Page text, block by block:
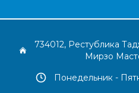
734012, Рестублика
Мирзо
Понедельник -